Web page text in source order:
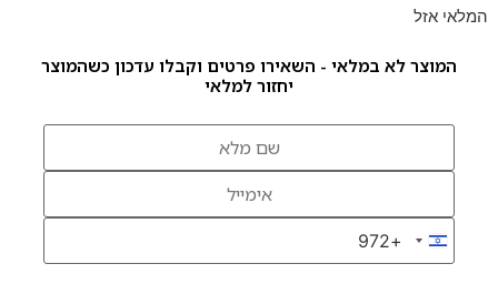
המלאי אזל
המוצר לא במלאי - השאירו פרטים וקבלו עדכון כשהמוצר
יחזור למלאי
Israel +972
+972